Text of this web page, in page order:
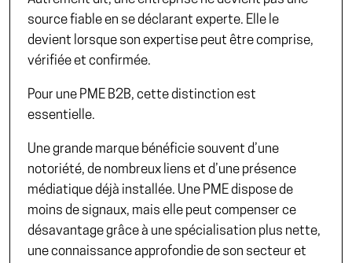
source fiable en se déclarant experte. Elle le
devient lorsque son expertise peut être comprise,
vérifiée et confirmée.
Pour une PME B2B, cette distinction est
essentielle.
Une grande marque bénéficie souvent d’une
notoriété, de nombreux liens et d’une présence
médiatique déjà installée. Une PME dispose de
moins de signaux, mais elle peut compenser ce
désavantage grâce à une spécialisation plus nette,
une connaissance approfondie de son secteur et